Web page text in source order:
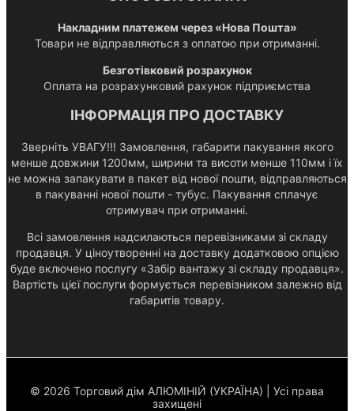
Накладним платежем через «Нова Пошта»
Товари не відправляються з оплатою при отриманні.
Безготівковий розрахунок
Оплата на розрахунковий рахунок підприємства
ІНФОРМАЦІЯ ПРО ДОСТАВКУ
Зверніть УВАГУ!!! Замовлення, габарити пакування якого
менше довжини 1200мм, ширини та висоти менше 110мм і їх
не можна запакувати в пакет від нової пошти, відправляються
в пакуванні нової пошти - тубус. Пакування сплачує
отримувач при отриманні.
Всі замовлення надсилаються перевізниками зі складу
продавця. У ціноутворенні на доставку додатковою опцією
буде включено послугу «Забір вантажу зі складу продавця».
Вартість цієї послуги формується перевізником залежно від
габаритів товару.
© 2026 Торговий дім АЛЮМІНІЙ (УКРАЇНА) | Усі права
захищені